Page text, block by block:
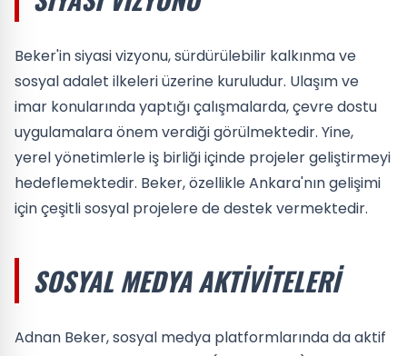
Beker'in siyasi vizyonu, sürdürülebilir kalkınma ve
sosyal adalet ilkeleri üzerine kuruludur. Ulaşım ve
imar konularında yaptığı çalışmalarda, çevre dostu
uygulamalara önem verdiği görülmektedir. Yine,
yerel yönetimlerle iş birliği içinde projeler geliştirmeyi
hedeflemektedir. Beker, özellikle Ankara'nın gelişimi
için çeşitli sosyal projelere de destek vermektedir.
SOSYAL MEDYA AKTIVITELERI
Adnan Beker, sosyal medya platformlarında da aktif